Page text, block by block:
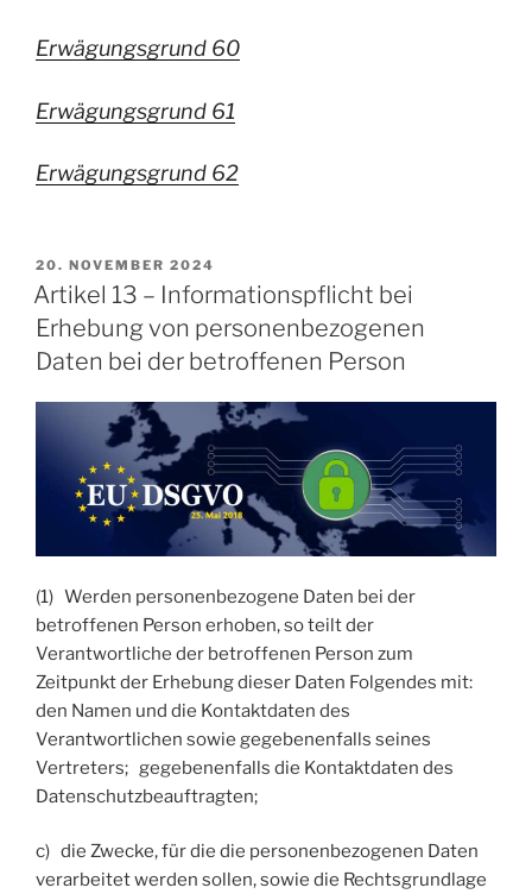
Erwägungsgrund 60
Erwägungsgrund 61
Erwägungsgrund 62
VERÖFFENTLICHT
AM
20. NOVEMBER 2024
Artikel 13 – Informationspflicht bei
Erhebung von personenbezogenen
Daten bei der betroffenen Person
(1) Werden personenbezogene Daten bei der
betroffenen Person erhoben, so teilt der
Verantwortliche der betroffenen Person zum
Zeitpunkt der Erhebung dieser Daten Folgendes mit:
den Namen und die Kontaktdaten des
Verantwortlichen sowie gegebenenfalls seines
Vertreters; gegebenenfalls die Kontaktdaten des
Datenschutzbeauftragten;
c) die Zwecke, für die die personenbezogenen Daten
verarbeitet werden sollen, sowie die Rechtsgrundlage